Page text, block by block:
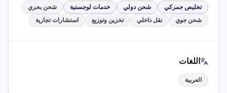
تخليص جمركي شحن دولي خدمات لوجستية
شحن بحري
شحن جوي
نقل داخلي تخزين وتوزيع استشارات تجارية
اللغات
العربية